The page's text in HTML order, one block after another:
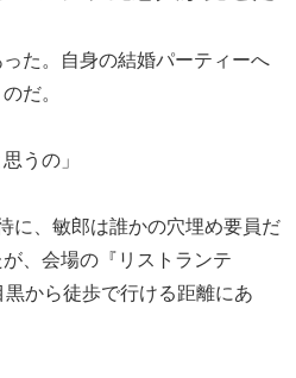
た。自身の結婚パーティーへ
だ。
うの」
に、敏郎は誰かの穴埋め要員だ
、会場の『リストランテ
から徒歩で行ける距離にあ